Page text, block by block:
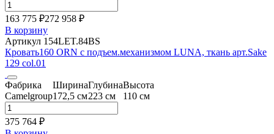
163 775 ₽272 958 ₽
В корзину
Артикул 154LET.84BS
Кровать160 ORN с подъем.механизмом LUNA, ткань арт.Sake
129 col.01
Фабрика
Camelgroup
Ширина
172,5 см
Глубина
223 см
Высота
110 см
375 764 ₽